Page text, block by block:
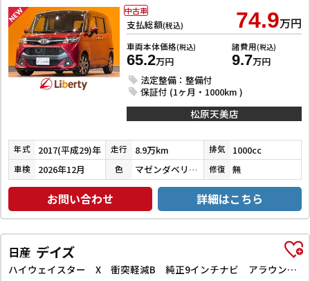
支払総額(税込) 74.9万円
車両本体価格(税込)
65.2万円
諸費用(税込)
9.7万円
法定整備：整備付
保証付 (1ヶ月・1000km )
中古車
松原天美店
年式 2017(平成29)年 走行 8.9万km 排気 1000cc
車検 2026年12月 色 マゼンダベリーマイカメタリック／ブラックマイカメタリック 修復 無
お問い合わせ 詳細はこちら
日産 デイズ
ハイウェイスター X 衝突軽減B 純正9インチナビ アラウンドビューモニター ETC LEDヘッドライト フォグライト スマートキー プッシュスタート アイドリングストップ 革巻きステアリング オートエアコン